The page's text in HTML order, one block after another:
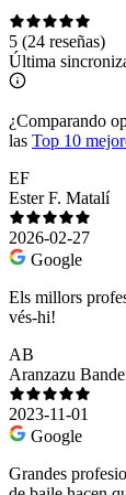
5 (24 reseñas)
Última
¿Comparando
las Top 10
EF
Ester F. Matalí
2026-02-27
Google
Els millors
vés-hi!
AB
Aranzazu
2023-11-01
Google
Grandes